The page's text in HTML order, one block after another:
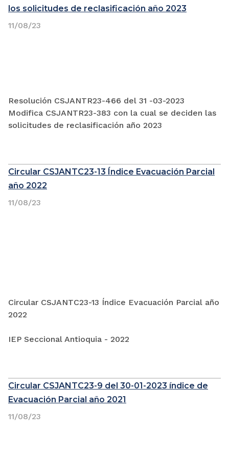
los solicitudes de reclasificación año 2023
Resolución CSJANTR23-466 del 31 -03-2023
Modifica CSJANTR23-383 con la cual se deciden las
solicitudes de reclasificación año 2023
11/08/23
Circular CSJANTC23-13 Índice Evacuación Parcial
año 2022
Circular CSJANTC23-13 Índice Evacuación Parcial año
2022
IEP Seccional Antioquia - 2022
11/08/23
Circular CSJANTC23-9 del 30-01-2023 índice de
Evacuación Parcial año 2021
11/08/23